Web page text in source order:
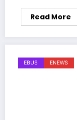
Read More
EBUS ENEWS